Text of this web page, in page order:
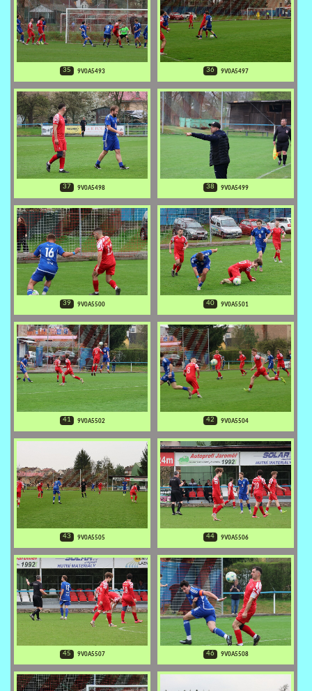
35 9V0A5493 36 9V0A5497
37 9V0A5498 38 9V0A5499
39 9V0A5500 40 9V0A5501
41 9V0A5502 42 9V0A5504
43 9V0A5505 44 9V0A5506
45 9V0A5507 46 9V0A5508